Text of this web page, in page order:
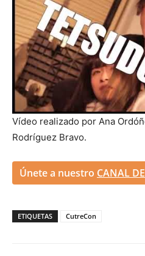
Vídeo realizado por Ana
Rodríguez Bravo.
Únete a nuestro CANAL
ETIQUETAS CutreCon